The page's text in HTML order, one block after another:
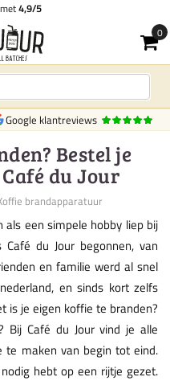
4,9/5
Google klantreviews
Bestel je
du Jour
brandapparatuur
een simpele hobby liep bij
du Jour begonnen, van
en familie werd al snel
en sinds kort zelfs
is je eigen koffie te branden?
Bij Café du Jour vind je alle
te maken van begin tot eind.
hebt op een rijtje gezet.